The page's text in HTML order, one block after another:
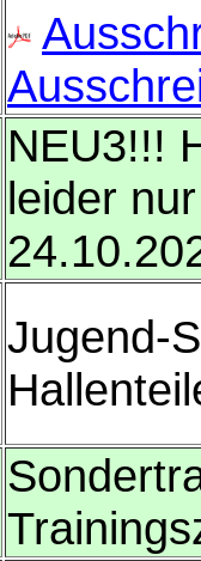
NEU3!!!
leider
Jugend-